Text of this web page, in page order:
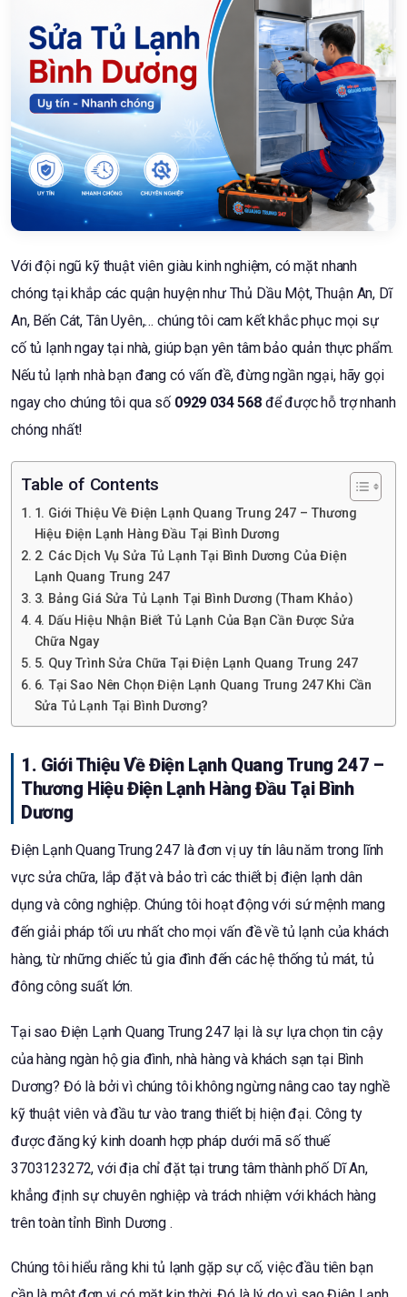
Với đội ngũ kỹ thuật viên giàu kinh nghiệm, có mặt nhanh
chóng tại khắp các quận huyện như Thủ Dầu Một, Thuận An, Dĩ
An, Bến Cát, Tân Uyên,… chúng tôi cam kết khắc phục mọi sự
cố tủ lạnh ngay tại nhà, giúp bạn yên tâm bảo quản thực phẩm.
Nếu tủ lạnh nhà bạn đang có vấn đề, đừng ngần ngại, hãy gọi
ngay cho chúng tôi qua số 0929 034 568để được hỗ trợ nhanh
chóng nhất!
Table of Contents
1. Giới Thiệu Về Điện Lạnh Quang Trung 247 – Thương
Hiệu Điện Lạnh Hàng Đầu Tại Bình Dương
2. Các Dịch Vụ Sửa Tủ Lạnh Tại Bình Dương Của Điện
Lạnh Quang Trung 247
3. Bảng Giá Sửa Tủ Lạnh Tại Bình Dương (Tham Khảo)
4. Dấu Hiệu Nhận Biết Tủ Lạnh Của Bạn Cần Được Sửa
Chữa Ngay
5. Quy Trình Sửa Chữa Tại Điện Lạnh Quang Trung 247
6. Tại Sao Nên Chọn Điện Lạnh Quang Trung 247 Khi Cần
Sửa Tủ Lạnh Tại Bình Dương?
1. Giới Thiệu Về Điện Lạnh Quang Trung 247 –
Thương Hiệu Điện Lạnh Hàng Đầu Tại Bình
Dương
Điện Lạnh Quang Trung 247 là đơn vị uy tín lâu năm trong lĩnh
vực sửa chữa, lắp đặt và bảo trì các thiết bị điện lạnh dân
dụng và công nghiệp. Chúng tôi hoạt động với sứ mệnh mang
đến giải pháp tối ưu nhất cho mọi vấn đề về tủ lạnh của khách
hàng, từ những chiếc tủ gia đình đến các hệ thống tủ mát, tủ
đông công suất lớn.
Tại sao Điện Lạnh Quang Trung 247 lại là sự lựa chọn tin cậy
của hàng ngàn hộ gia đình, nhà hàng và khách sạn tại Bình
Dương? Đó là bởi vì chúng tôi không ngừng nâng cao tay nghề
kỹ thuật viên và đầu tư vào trang thiết bị hiện đại. Công ty
được đăng ký kinh doanh hợp pháp dưới mã số thuế
3703123272, với địa chỉ đặt tại trung tâm thành phố Dĩ An,
khẳng định sự chuyên nghiệp và trách nhiệm với khách hàng
trên toàn tỉnh Bình Dương .
Chúng tôi hiểu rằng khi tủ lạnh gặp sự cố, việc đầu tiên bạn